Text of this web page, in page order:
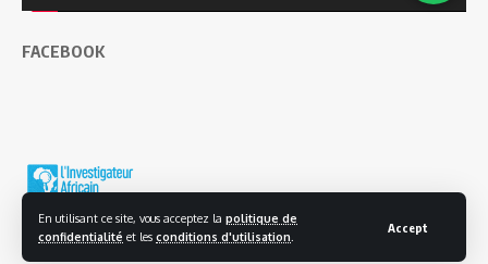
En utilisant ce site, vous acceptez la politique de
confidentialité et les conditions d'utilisation
Accept
FACEBOOK
© 2025 L'investigateur Africain | Tous droits réservés